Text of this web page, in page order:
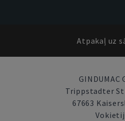
Atpakaļ uz
GINDUMAC
Trippstadter
67663